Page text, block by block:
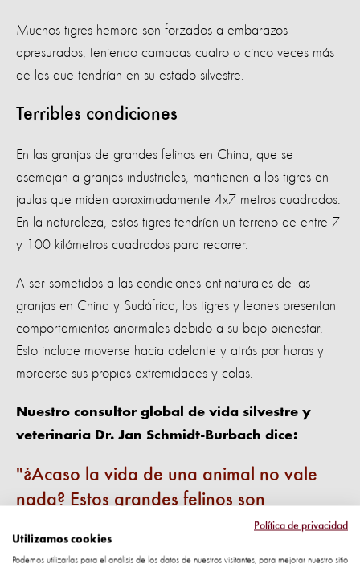
Muchos tigres hembra son forzados a embarazos
apresurados, teniendo camadas cuatro o cinco veces más
de las que tendrían en su estado silvestre.
Terribles condiciones
En las granjas de grandes felinos en China, que se
asemejan a granjas industriales, mantienen a los tigres en
jaulas que miden aproximadamente 4x7 metros cuadrados.
En la naturaleza, estos tigres tendrían un terreno de entre 7
y 100 kilómetros cuadrados para recorrer.
A ser sometidos a las condiciones antinaturales de las
granjas en China y Sudáfrica, los tigres y leones presentan
comportamientos anormales debido a su bajo bienestar.
Esto include moverse hacia adelante y atrás por horas y
morderse sus propias extremidades y colas.
Nuestro consultor global de vida silvestre y
veterinaria Dr. Jan Schmidt-Burbach dice:
¿Acaso la vida de una animal no vale
nada? Estos grandes felinos son
explotados por avaricia y dinero, yPolítica de privacidad
Utilizamos cookies
Podemos utilizarlas para el análisis de los datos de nuestros visitantes, para mejorar nuestro sitio